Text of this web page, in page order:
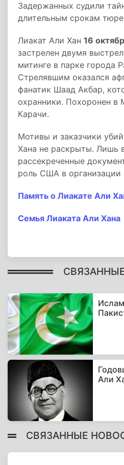
Задержанных судили
длительным срокам
Лиакат Али Хан 16
застрелен двумя
митинге в парке города
Стрелявшим оказался
фанатик Шаад Акбар,
охранники. Похоронен в
Карачи.
Мотивы и заказчики
Хана не раскрыты. Лишь
рассекреченные
роль США в организации
Память о Лиакате Али
Семья Лиаката Али Хана
Али
СВЯЗАННЫЕ